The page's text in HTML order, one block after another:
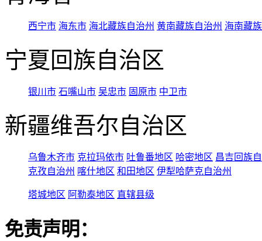
西宁市 海东市 海北藏族自治州 黄南藏族自治州 海南藏
宁夏回族自治区
银川市 石嘴山市 吴忠市 固原市 中卫市
新疆维吾尔自治区
乌鲁木齐市 克拉玛依市 吐鲁番地区 哈密地区 昌吉回族
克孜自治州 喀什地区 和田地区 伊犁哈萨克自治州
塔城地区 阿勒泰地区 直辖县级
免责声明：